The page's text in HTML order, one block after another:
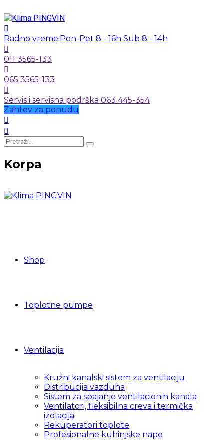
Radno vreme:Pon-Pet 8 - 16h Sub 8 - 14h
011 3565-133
065 3565-133
Servis i servisna podrška 063 445-354
Zahtev za ponudu
Korpa
Shop
Toplotne pumpe
Ventilacija
Kružni kanalski sistem za ventilaciju
Distribucija vazduha
Sistem za spajanje ventilacionih kanala
Ventilatori, fleksibilna creva i termička
izolacija
Rekuperatori toplote
Profesionalne kuhinjske nape